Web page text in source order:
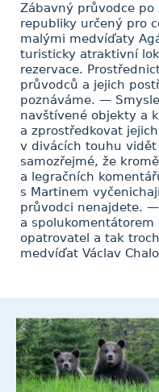
Zábavný průvodce po
republiky určený pro
malými medvíďaty
turisticky atraktivní
rezervace.
průvodců a jejich
poznáváme. —
navštívené objekty a
a zprostředkovat
v divácích touhu
samozřejmé, že
a legračních
s Martinem
průvodci nenajdete. —
a
opatrovatel a tak
medvíďat Václav